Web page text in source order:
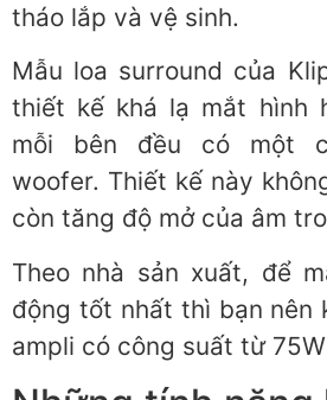
tháo lắp và vệ sinh.
Mẫu loa surround của
thiết kế khá lạ mắt hình
mỗi bên đều có một
woofer. Thiết kế này
còn tăng độ mở của âm
Theo nhà sản xuất, để
động tốt nhất thì bạn nên
ampli có công suất từ